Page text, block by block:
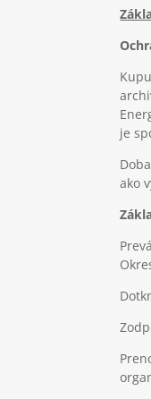
je
ako